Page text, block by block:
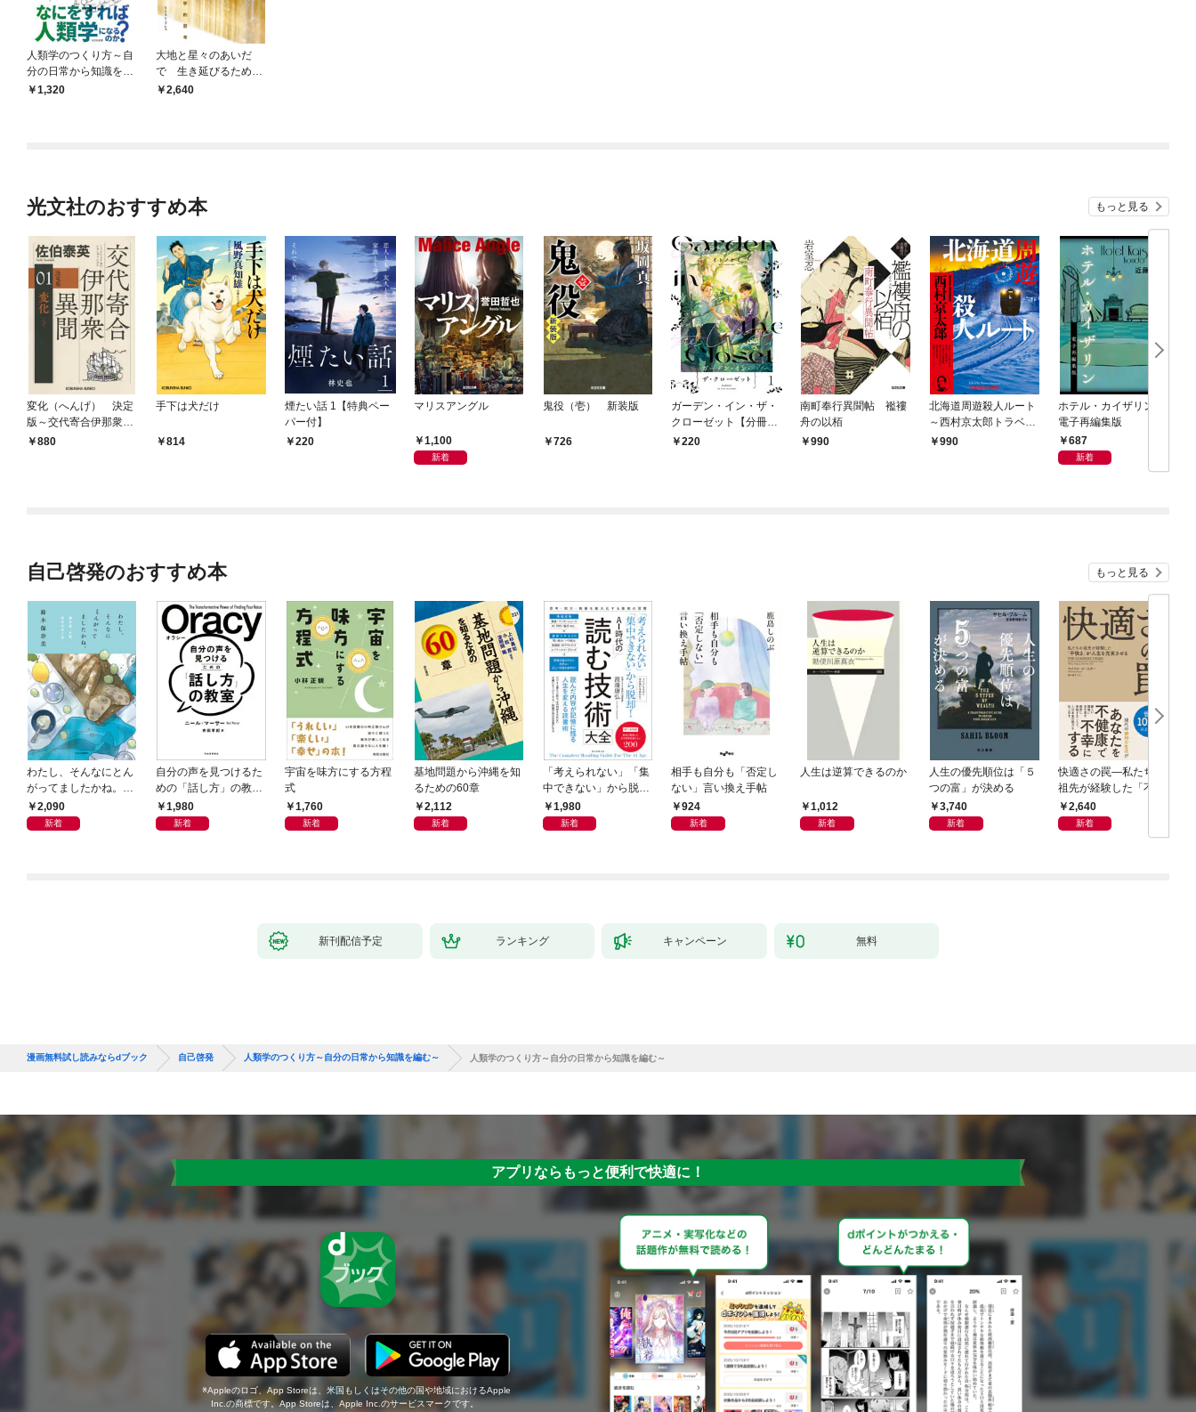
人類学のつくり方～自
分の日常から知識を編
む～1,320
大地と星々のあいだ
で 生き延びるための
人類学的思考
2,640
光文社のおすすめ本 もっと見る
変化（へんげ） 決定
版～交代寄合伊那衆異
聞（1）～
880
手下は犬だけ
814
煙たい話 1【特典ペー
パー付】
220
マリスアングル
1,100
新着
鬼役（壱） 新装版
726
ガーデン・イン・ザ・
クローゼット【分冊
版】1
220
南町奉行異聞帖 襤褸
舟の以栢
990
北海道周遊殺人ルート
～西村京太郎トラベル
ミステリー・セレクシ
990
ホテル・カイザリン
電子再編集版
687
新着
自己啓発のおすすめ本 もっと見る
わたし、そんなにとん
がってましたかね。
獅子座、Ａ型、丙午は
めぐる
2,090
新着
自分の声を見つけるた
めの「話し方」の教
室 Ｏｒａｃｙ（オラ
シー）
1,980
新着
宇宙を味方にする方程
式
1,760
新着
基地問題から沖縄を知
るための60章
2,112
新着
「考えられない」「集
中できない」から脱
却！ AI時代の読む技
術大全
1,980
新着
相手も自分も「否定し
ない」言い換え手帖
924
新着
人生は逆算できるのか
1,012
新着
人生の優先順位は「５
つの富」が決める
3,740
新着
快適さの罠―私たちの
祖先が経験した「不快
さ」が人生を充実させ
る
2,640
新着
新刊配信予定 ランキング キャンペーン 無料
漫画無料試し読みならdブック 自己啓発 人類学のつくり方～自分の日常から知識を編む～ 人類学のつくり方～自分の日常から知識を編む～
アプリならもっと便利で快適に！
Appleのロゴ、App Storeは、米国もしくはその他の国や地域におけるApple
Inc.の商標です。App Storeは、Apple Inc.のサービスマークです。